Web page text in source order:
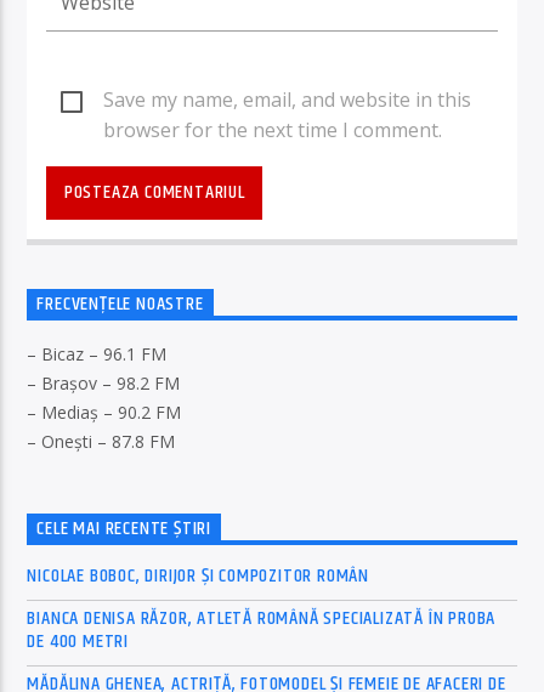
Save my name, email, and website in this
browser for the next time I comment.
FRECVENȚELE NOASTRE
– Bicaz – 96.1 FM
– Brașov – 98.2 FM
– Mediaș – 90.2 FM
– Onești – 87.8 FM
CELE MAI RECENTE ȘTIRI
NICOLAE BOBOC, DIRIJOR ȘI COMPOZITOR ROMÂN
BIANCA DENISA RĂZOR, ATLETĂ ROMÂNĂ SPECIALIZATĂ ÎN PROBA
DE 400 METRI
MĂDĂLINA GHENEA, ACTRIȚĂ, FOTOMODEL ȘI FEMEIE DE AFACERI DE